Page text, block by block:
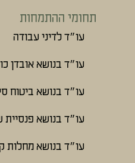
תחומי ההתמחות
עו״ד לדיני עבודה
עו״ד בנושא אובדן
עו״ד בנושא ביטוח
עו״ד בנושא פנסיית
עו״ד בנושא מחלות